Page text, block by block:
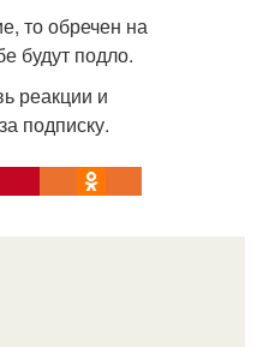
то обречен на
будут подло.
реакции и
подписку.